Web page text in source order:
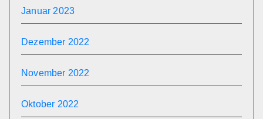
Januar 2023
Dezember 2022
November 2022
Oktober 2022